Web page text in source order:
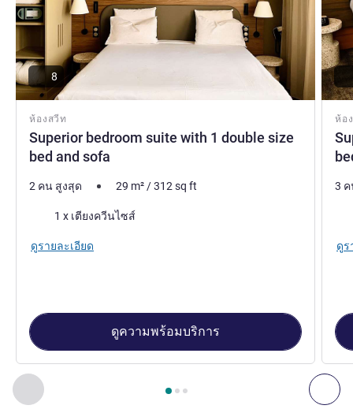
ก่อนหน้า - ห้องสวีท ถั
หน้า1 , ห้องสวีท 1 : Superior bedroom suite with 1
ห้องสวีท
Superior bedroom suite with 1 double size
bed and sofa
8
2 คน สูงสุด 29 m²/312sq ft
เครื่องนอน
1 x เตียงควีนไซส์
ดูรายละเอียด
ดูความพร้อมบริการ
ห้อ
3
ดูร